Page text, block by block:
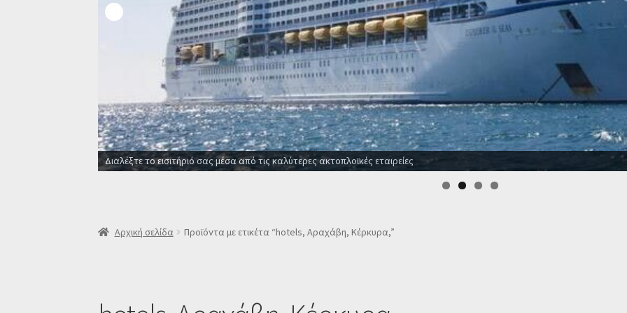
Διαλέξτε το εισιτήριό σας μέσα από τις καλύτερες ακτοπλοϊκές εταιρείες
Αρχική σελίδα Προϊόντα με ετικέτα “hotels, Αραχάβη, Κέρκυρα,”